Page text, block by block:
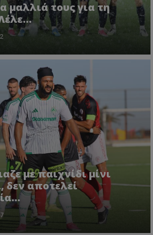
μαλλιά τους για τη
με παιχνίδι μίνι
δεν αποτελεί